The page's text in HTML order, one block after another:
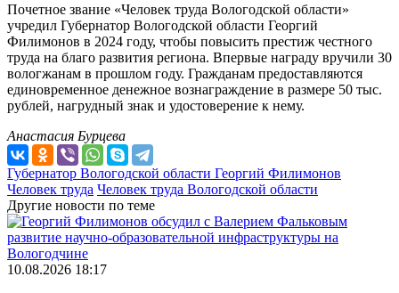
Почетное звание «Человек труда Вологодской области»
учредил Губернатор Вологодской области Георгий
Филимонов в 2024 году, чтобы повысить престиж честного
труда на благо развития региона. Впервые награду вручили 30
вологжанам в прошлом году. Гражданам предоставляются
единовременное денежное вознаграждение в размере 50 тыс.
рублей, нагрудный знак и удостоверение к нему.
Анастасия Бурцева
Губернатор Вологодской области Георгий Филимонов
Человек труда Человек труда Вологодской области
Другие новости по теме
10.08.2026 18:17